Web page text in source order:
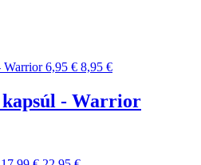
6,95 € 8,95 €
kapsúl - Warrior